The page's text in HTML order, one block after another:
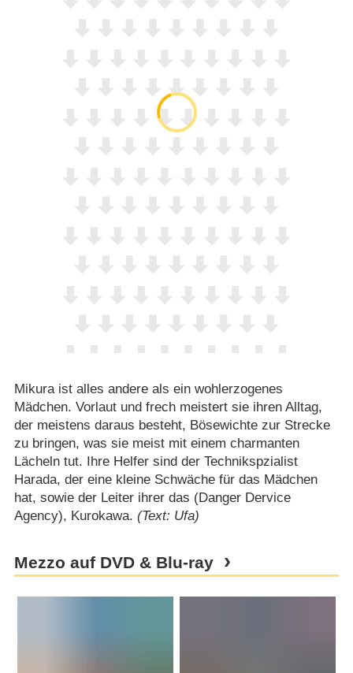
Mikura ist alles andere als ein wohlerzogenes
Mädchen. Vorlaut und frech meistert sie ihren Alltag,
der meistens daraus besteht, Bösewichte zur Strecke
zu bringen, was sie meist mit einem charmanten
Lächeln tut. Ihre Helfer sind der Technikspzialist
Harada, der eine kleine Schwäche für das Mädchen
hat, sowie der Leiter ihrer das (Danger Dervice
Agency), Kurokawa. (Text: Ufa)
Mezzo auf DVD & Blu-ray